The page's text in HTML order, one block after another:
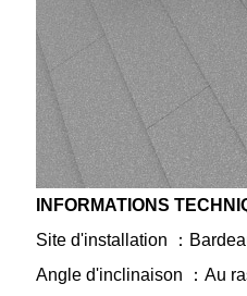
INFORMATIONS
Site d'installation
：
Angle d'inclinaison
： Au